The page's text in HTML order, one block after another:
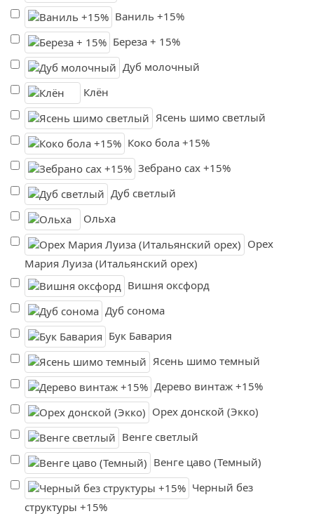
Ваниль +15%
Береза + 15%
Дуб молочный
Клён
Ясень шимо светлый
Коко бола +15%
Зебрано сах +15%
Дуб светлый
Ольха
Орех
Мария Луиза (Итальянский орех)
Вишня оксфорд
Дуб сонома
Бук Бавария
Ясень шимо темный
Дерево винтаж +15%
Орех донской (Экко)
Венге светлый
Венге цаво (Темный)
Черный без
структуры +15%